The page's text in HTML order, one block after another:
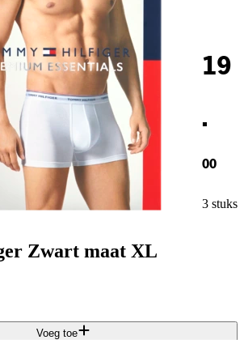
19
.
00
3 stuks
Zwart maat XL
Voeg toe